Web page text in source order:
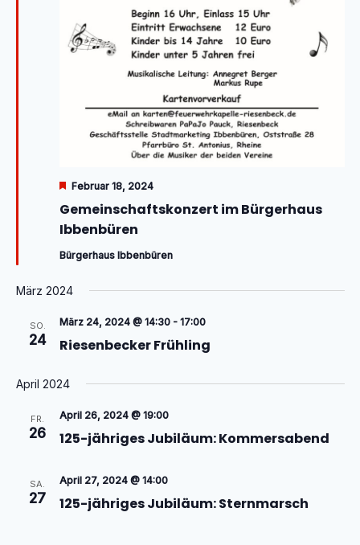
Gemeinschaftskonzert im Bürgerhaus
Ibbenbüren
Hervorgehoben
Februar 18, 2024
Bürgerhaus Ibbenbüren
März 2024
SO.
24 Riesenbecker Frühling
März 24, 2024 @ 14:30- 17:00
April 2024
FR.
26 125-jähriges Jubiläum: Kommersabend
April 26, 2024 @ 19:00
SA.
27 125-jähriges Jubiläum: Sternmarsch
April 27, 2024 @ 14:00